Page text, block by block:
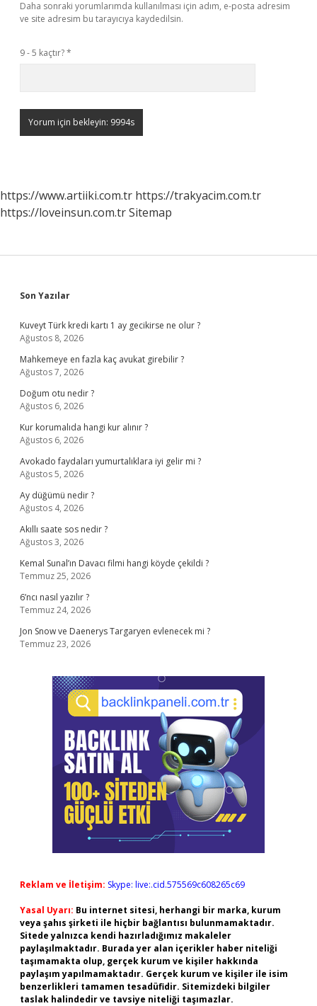
Daha sonraki yorumlarımda kullanılması için adım, e-posta adresim
ve site adresim bu tarayıcıya kaydedilsin.
9 - 5 kaçtır?*
https://www.artiiki.com.tr https://trakyacim.com.tr
https://loveinsun.com.trSitemap
Sidebar
Son Yazılar
Kuveyt Türk kredi kartı 1 ay gecikirse ne olur ?
Ağustos 8, 2026
Mahkemeye en fazla kaç avukat girebilir ?
Ağustos 7, 2026
Doğum otu nedir ?
Ağustos 6, 2026
Kur korumalıda hangi kur alınır ?
Ağustos 6, 2026
Avokado faydaları yumurtalıklara iyi gelir mi ?
Ağustos 5, 2026
Ay düğümü nedir ?
Ağustos 4, 2026
Akıllı saate sos nedir ?
Ağustos 3, 2026
Kemal Sunal’ın Davacı filmi hangi köyde çekildi ?
Temmuz 25, 2026
6’ncı nasıl yazılır ?
Temmuz 24, 2026
Jon Snow ve Daenerys Targaryen evlenecek mi ?
Temmuz 23, 2026
Reklam ve İletişim: Skype: live:.cid.575569c608265c69
Yasal Uyarı: Bu internet sitesi, herhangi bir marka, kurum
veya şahıs şirketi ile hiçbir bağlantısı bulunmamaktadır.
Sitede yalnızca kendi hazırladığımız makaleler
paylaşılmaktadır. Burada yer alan içerikler haber niteliği
taşımamakta olup, gerçek kurum ve kişiler hakkında
paylaşım yapılmamaktadır. Gerçek kurum ve kişiler ile isim
benzerlikleri tamamen tesadüfidir. Sitemizdeki bilgiler
taslak halindedir ve tavsiye niteliği taşımazlar.